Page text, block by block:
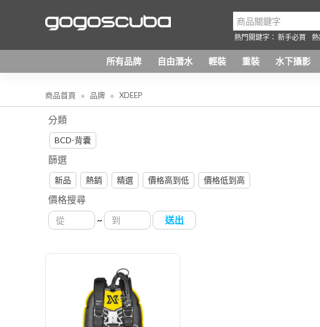
熱門關鍵字： 新手必買 熱
所有品牌 自由潛水 輕裝 重裝 水下攝影
商品首頁 品牌 XDEEP
分類
BCD-背囊
篩選
新品 熱銷 精選 價格高到低 價格低到高
價格搜尋
~
送出